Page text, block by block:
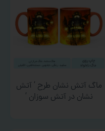
ماگ آتش نشان طرح ‘ آتش
نشان در آتش سوزان ‘